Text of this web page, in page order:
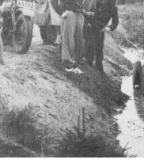
Podden
Anmäl till
Föreslå nyord
Annonsera
Prenumerera
Läs